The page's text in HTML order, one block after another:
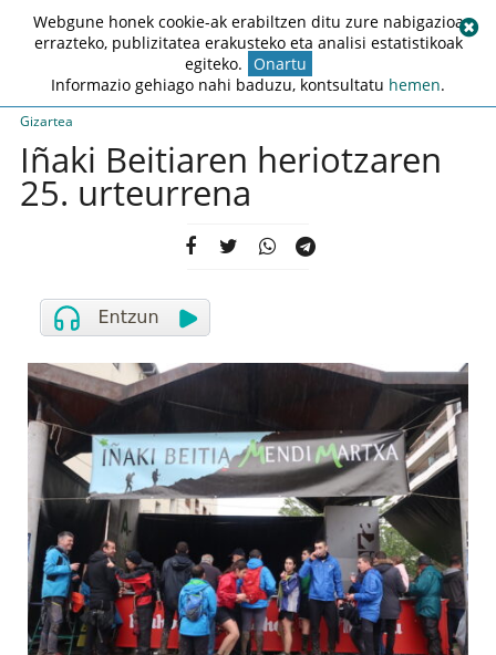
Gizartea
Iñaki Beitiaren heriotzaren
25. urteurrena
Webgune honek cookie-ak erabiltzen ditu zure nabigazioa
errazteko, publizitatea erakusteko eta analisi estatistikoak
egiteko. Onartu
Informazio gehiago nahi baduzu, kontsultatu hemen.